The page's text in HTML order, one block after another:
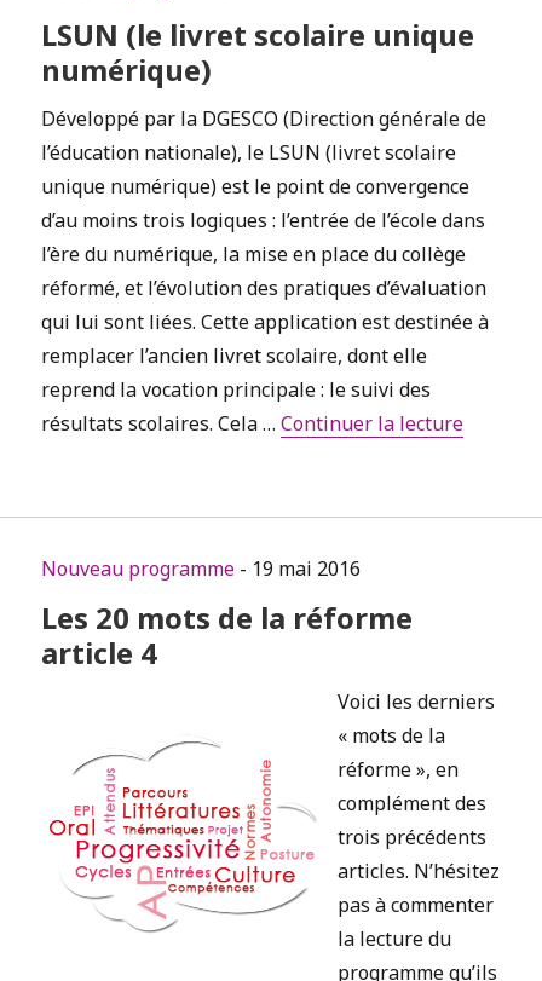
LSUN (le livret scolaire unique
numérique)
Développé par la DGESCO (Direction générale de
l’éducation nationale), le LSUN (livret scolaire
unique numérique) est le point de convergence
d’au moins trois logiques : l’entrée de l’école dans
l’ère du numérique, la mise en place du collège
réformé, et l’évolution des pratiques d’évaluation
qui lui sont liées. Cette application est destinée à
remplacer l’ancien livret scolaire, dont elle
reprend la vocation principale : le suivi des
résultats scolaires. Cela …Continuer la lecturede «
Nouveau programme - 19 mai 2016
Les 20 mots de la réforme
article 4
Voici les derniers
« mots de la
réforme », en
complément des
trois précédents
articles. N’hésitez
pas à commenter
la lecture du
programme qu’ils